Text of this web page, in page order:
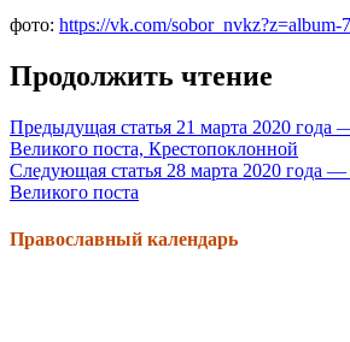
фото: https://vk.com/sobor_nvkz?z=album-
Продолжить чтение
Предыдущая статья 21 марта 2020 года
Великого поста, Крестопоклонной
Следующая статья 28 марта 2020 года
Великого поста
Православный календарь